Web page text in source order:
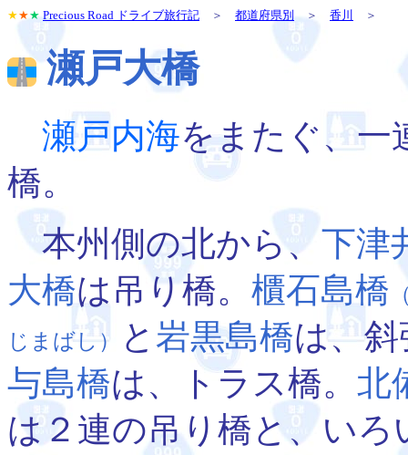
★★★ Precious Road ドライブ旅行記 ＞ 都道府県別＞ 香川 ＞
瀬戸大橋
瀬戸内海をまたぐ、一
橋。
本州側の北から、下津
大橋は吊り橋。 櫃石島橋
じまばし）
と 岩黒島橋は、
与島橋は、トラス橋。 北
は２連の吊り橋と、い